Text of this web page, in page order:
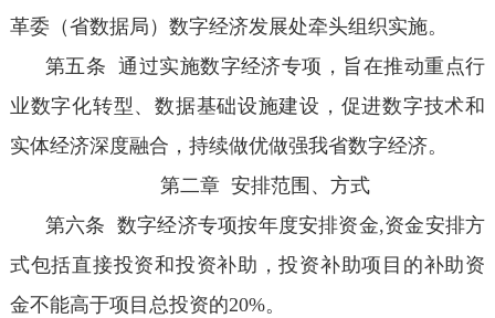
革委（省数据局）数字经济发展处牵头组织实施。
第五条 通过实施数字经济专项，旨在推动重点行
业数字化转型、数据基础设施建设，促进数字技术和
实体经济深度融合，持续做优做强我省数字经济。
第二章 安排范围、方式
第六条 数字经济专项按年度安排资金,资金安排方
式包括直接投资和投资补助，投资补助项目的补助资
金不能高于项目总投资的20%。